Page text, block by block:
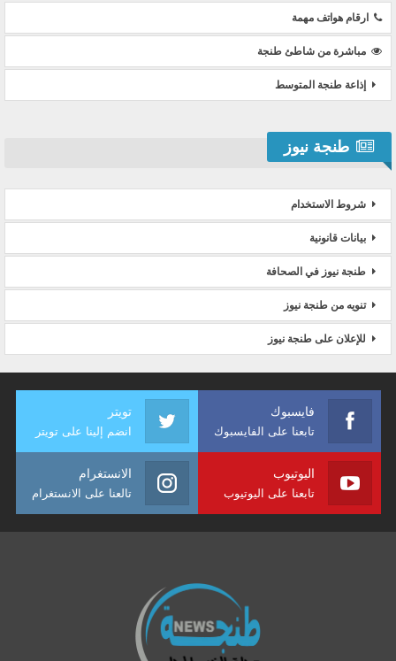
ارقام هواتف مهمة
مباشرة من شاطئ طنجة
إذاعة طنجة المتوسط
طنجة نيوز
شروط الاستخدام
بيانات قانونية
طنجة نيوز في الصحافة
تنويه من طنجة نيوز
للإعلان على طنجة نيوز
فايسبوك
تابعنا على الفايسبوك
تويتر
انضم إلينا على تويتر
اليوتيوب
تابعنا على اليوتيوب
الانستغرام
تالعنا على الانستغرام